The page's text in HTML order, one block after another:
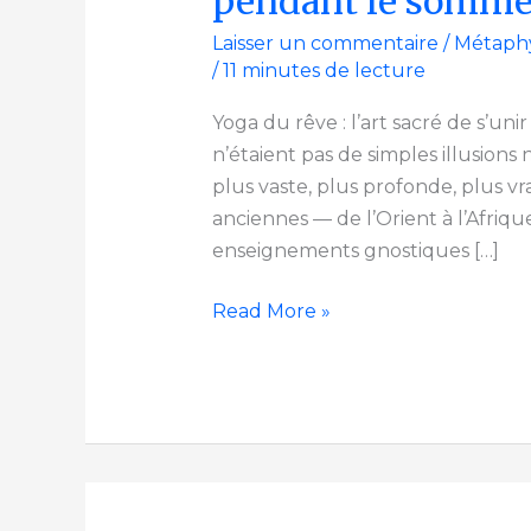
Laisser un commentaire /
/11 minutes de lecture
Yoga du rêve : l’art sacré de
n’étaient pas de simples
plus vaste, plus profonde, plus
anciennes — de l’Orient à
enseignements gnostiques […]
Read More »